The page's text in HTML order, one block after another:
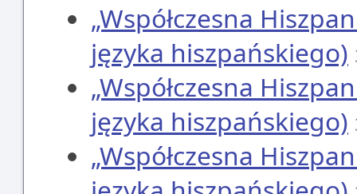
„Współczesna
języka hiszpańskiego)
„Współczesna
języka hiszpańskiego)
„Współczesna